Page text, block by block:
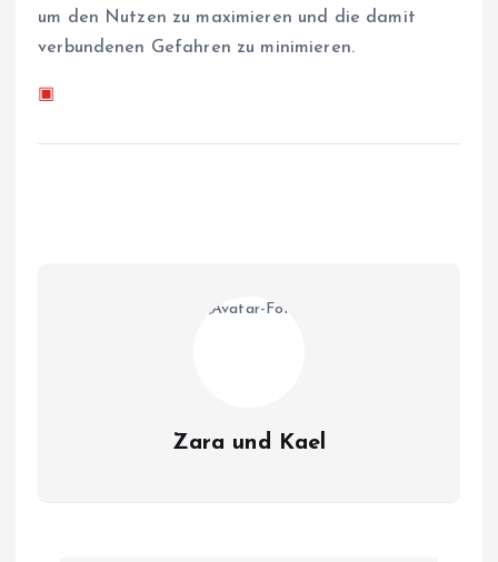
um den Nutzen zu maximieren und die damit
verbundenen Gefahren zu minimieren.
▣
Zara und Kael